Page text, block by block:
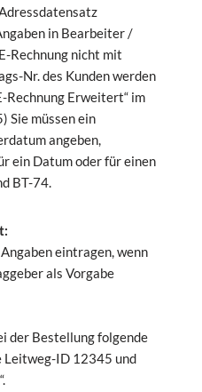
in Bearbeiter /
Rechnung nicht mit
Nr. des Kunden werden
Rechnung Erweitert“ im
Sie müssen ein
angeben,
ein Datum oder für einen
BT-74.
eintragen, wenn
als Vorgabe
der Bestellung folgende
Leitweg-ID 12345 und